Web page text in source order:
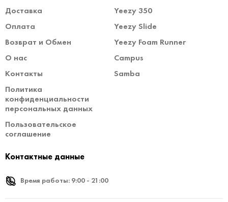
Доставка
Оплата
Возврат и Обмен
О нас
Контакты
Политика
конфиденциальности
персональных данных
Пользовательское
соглашение
Yeezy 350
Yeezy Slide
Yeezy Foam Runner
Campus
Samba
Контактные данные
Время работы: 9:00 - 21:00